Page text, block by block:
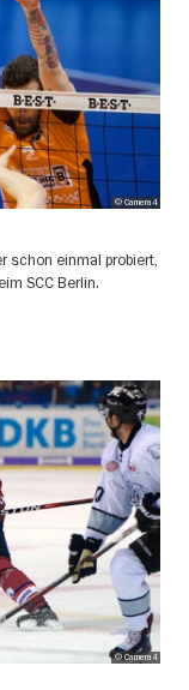
© Camera4
schon einmal probiert,
SCC Berlin.
© Camera4